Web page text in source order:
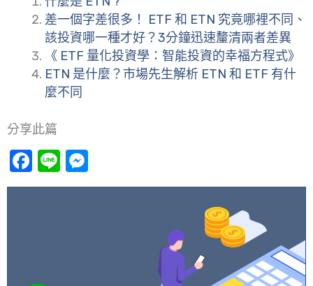
差一個字差很多！ ETF 和 ETN 究竟哪裡不同、
該投資哪一種才好？3分鐘迅速釐清兩者差異
《 ETF 量化投資學：智能投資的幸福方程式》
ETN 是什麼？市場先生解析 ETN 和 ETF 有什
麼不同
分享此篇
Facebook
Line